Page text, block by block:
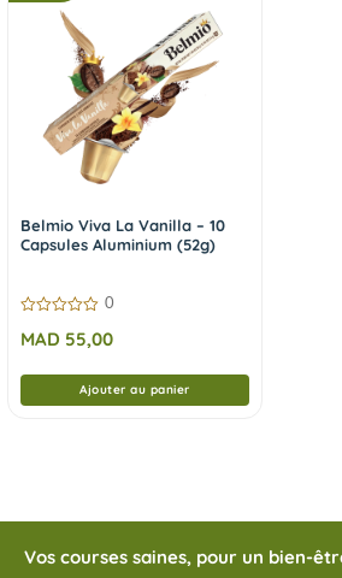
Belmio Viva La Vanilla – 10
Capsules Aluminium (52g)
sur
0
MAD 55,00
Ajouter au panier
Vos courses saines, pour un bien-